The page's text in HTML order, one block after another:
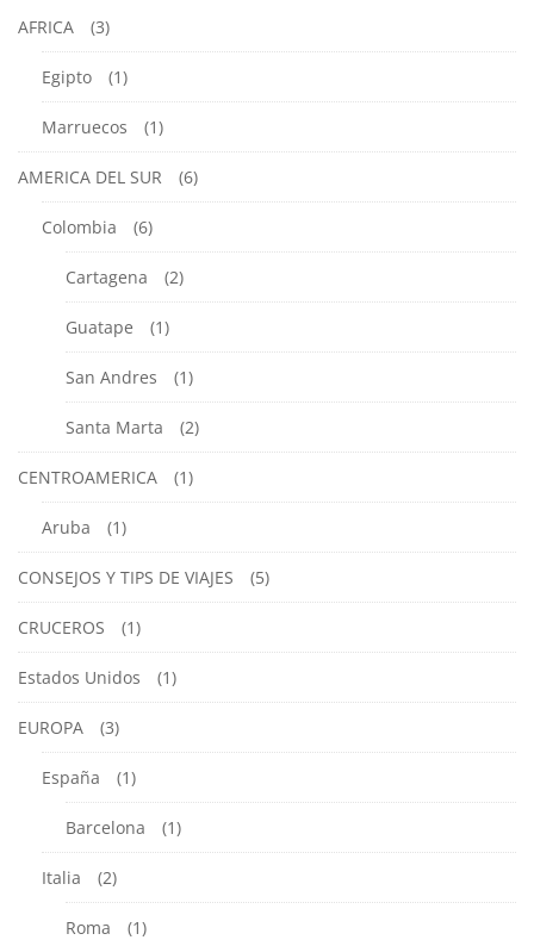
2024
06-
08T19:13:50-
05:00
AFRICA (3)
Egipto (1)
Marruecos (1)
AMERICA DEL SUR (6)
Colombia (6)
Cartagena (2)
Guatape (1)
San Andres (1)
Santa Marta (2)
CENTROAMERICA (1)
Aruba (1)
CONSEJOS Y TIPS DE VIAJES (5)
CRUCEROS (1)
Estados Unidos (1)
EUROPA (3)
España (1)
Barcelona (1)
Italia (2)
Roma (1)